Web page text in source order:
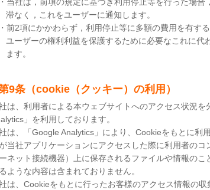
滞なく，これをユーザーに通知します。
前2項にかかわらず，利用停止等に多額の費用を有す
ユーザーの権利利益を保護するために必要なこれに
ます。
9条（cookie（クッキー）の利用）
は、利用者による本ウェブサイトへのアクセス状況
」を利用しております。
は、「Google Analytics」により、Cookieをもとに利
当社アプリケーションにアクセスした際に利用者の
ネット接続機器）上に保存されるファイルや情報の
ような内容は含まれておりません。
は、Cookieをもとに行ったお客様のアクセス情報の